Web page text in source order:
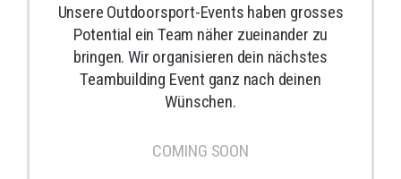
Unsere Outdoorsport-Events haben grosses
Potential ein Team näher zueinander zu
bringen. Wir organisieren dein nächstes
Teambuilding Event ganz nach deinen
Wünschen.
COMING SOON